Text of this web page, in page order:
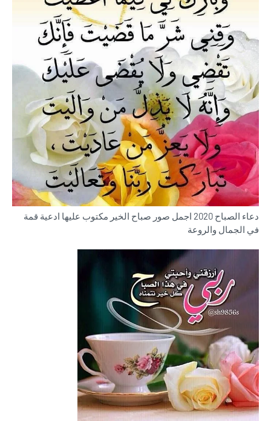
دعاء الصباح 2020 اجمل صور صباح الخير مكتوب عليها ادعية قمة
في الجمال والروعة